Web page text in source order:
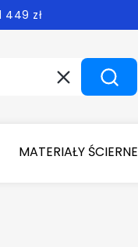
449 zł
WyczyśćSzukaj
MATERIAŁY ŚCIERNE